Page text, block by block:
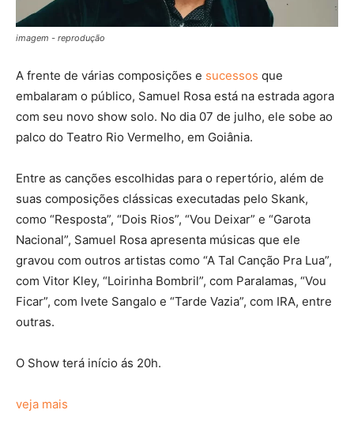
imagem - reprodução
A frente de várias composições e sucessos que
embalaram o público, Samuel Rosa está na estrada agora
com seu novo show solo. No dia 07 de julho, ele sobe ao
palco do Teatro Rio Vermelho, em Goiânia.
Entre as canções escolhidas para o repertório, além de
suas composições clássicas executadas pelo Skank,
como “Resposta”, “Dois Rios”, “Vou Deixar” e “Garota
Nacional”, Samuel Rosa apresenta músicas que ele
gravou com outros artistas como “A Tal Canção Pra Lua”,
com Vitor Kley, “Loirinha Bombril”, com Paralamas, “Vou
Ficar”, com Ivete Sangalo e “Tarde Vazia”, com IRA, entre
outras.
O Show terá início ás 20h.
veja mais